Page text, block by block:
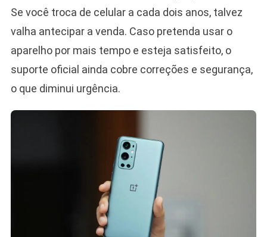
Se você troca de celular a cada dois anos, talvez
valha antecipar a venda. Caso pretenda usar o
aparelho por mais tempo e esteja satisfeito, o
suporte oficial ainda cobre correções e segurança,
o que diminui urgência.